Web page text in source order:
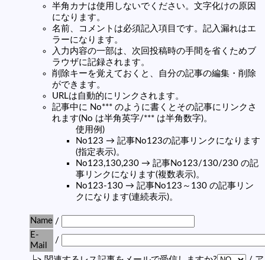
半角カナは使用しないでください。文字化けの原因
になります。
名前、コメントは必須記入項目です。記入漏れはエ
ラーになります。
入力内容の一部は、次回投稿時の手間を省くためブ
ラウザに記録されます。
削除キーを覚えておくと、自分の記事の編集・削除
ができます。
URLは自動的にリンクされます。
記事中に No*** のように書くとその記事にリンクさ
れます(No は半角英字/*** は半角数字)。
使用例)
No123 → 記事No123の記事リンクになります
(指定表示)。
No123,130,230 → 記事No123/130/230 の記
事リンクになります(複数表示)。
No123-130 → 記事No123～130 の記事リン
クになります(連続表示)。
Name /
E-
Mail
/